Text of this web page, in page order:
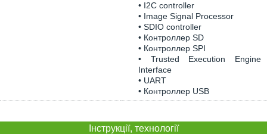
• I2C controller
• Image Signal Processor
• SDIO controller
• Контроллер SD
• Контроллер SPI
• Trusted Execution Engine
Interface
• UART
• Контроллер USB
Інструкції, технології